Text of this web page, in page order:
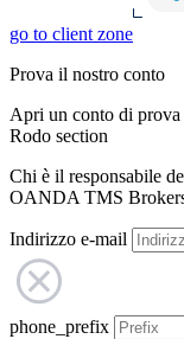
go to client zone
Prova il nostro conto
Apri un conto di prova
Rodo section
Chi è il responsabile
OANDA TMS
Indirizzo e-mail
phone_prefix